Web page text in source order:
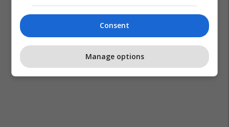
Consent
Manage options